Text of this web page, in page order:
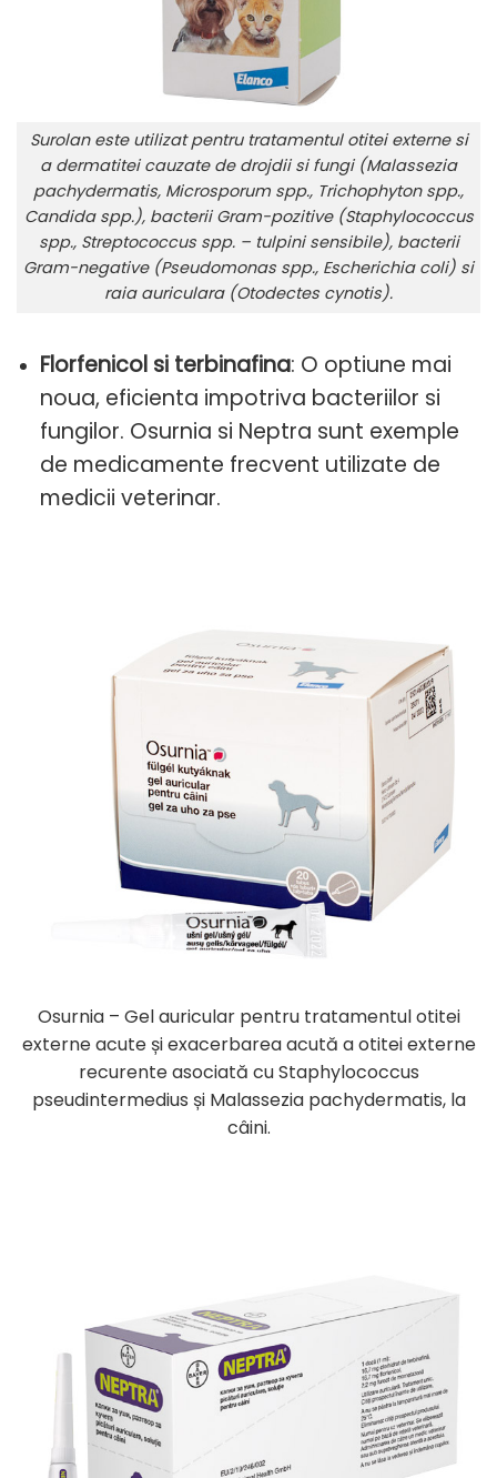
Surolan este utilizat pentru tratamentul otitei externe si
a dermatitei cauzate de drojdii si fungi (Malassezia
pachydermatis, Microsporum spp., Trichophyton spp.,
Candida spp.), bacterii Gram-pozitive (Staphylococcus
spp., Streptococcus spp. – tulpini sensibile), bacterii
Gram-negative (Pseudomonas spp., Escherichia coli) si
raia auriculara (Otodectes cynotis).
Florfenicol si terbinafina: O optiune mai
noua, eficienta impotriva bacteriilor si
fungilor. Osurnia si Neptra sunt exemple
de medicamente frecvent utilizate de
medicii veterinar.
Osurnia – Gel auricular pentru tratamentul otitei
externe acute și exacerbarea acută a otitei externe
recurente asociată cu Staphylococcus
pseudintermedius și Malassezia pachydermatis, la
câini.